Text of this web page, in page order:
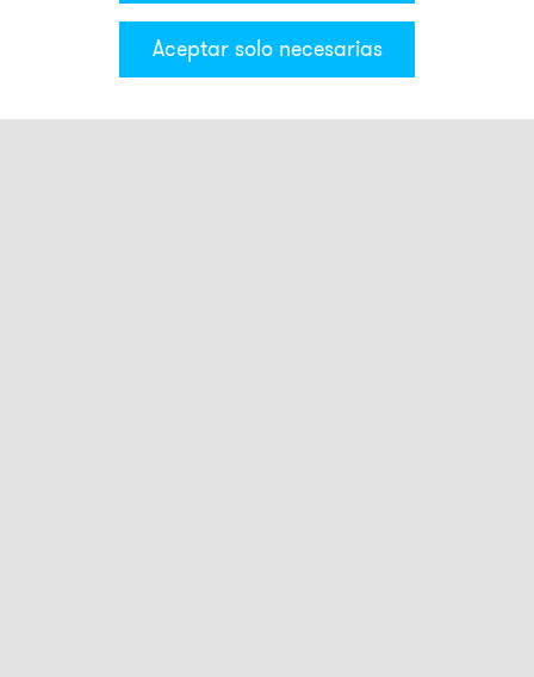
Categorías & Filter
Aceptar solo necesarias